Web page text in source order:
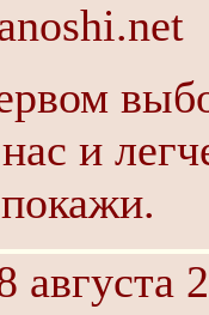
и
августа